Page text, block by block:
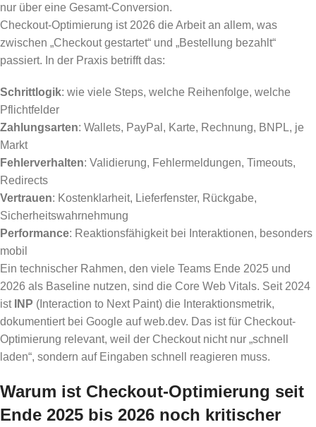
nur über eine Gesamt-Conversion.
Checkout-Optimierung ist 2026 die Arbeit an allem, was
zwischen „Checkout gestartet“ und „Bestellung bezahlt“
passiert. In der Praxis betrifft das:
Schrittlogik: wie viele Steps, welche Reihenfolge, welche
Pflichtfelder
Zahlungsarten: Wallets, PayPal, Karte, Rechnung, BNPL, je
Markt
Fehlerverhalten: Validierung, Fehlermeldungen, Timeouts,
Redirects
Vertrauen: Kostenklarheit, Lieferfenster, Rückgabe,
Sicherheitswahrnehmung
Performance: Reaktionsfähigkeit bei Interaktionen, besonders
mobil
Ein technischer Rahmen, den viele Teams Ende 2025 und
2026 als Baseline nutzen, sind die Core Web Vitals. Seit 2024
ist INP (Interaction to Next Paint) die Interaktionsmetrik,
dokumentiert bei Google auf web.dev. Das ist für Checkout-
Optimierung relevant, weil der Checkout nicht nur „schnell
laden“, sondern auf Eingaben schnell reagieren muss.
Warum ist Checkout-Optimierung seit
Ende 2025 bis 2026 noch kritischer